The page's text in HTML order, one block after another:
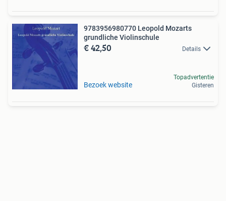
9783956980770 Leopold Mozarts
grundliche Violinschule
€ 42,50 Details
Bezoek website
Topadvertentie
Gisteren